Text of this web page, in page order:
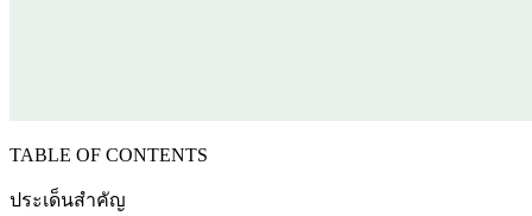
TABLE OF CONTENTS
ประเด็นสำคัญ